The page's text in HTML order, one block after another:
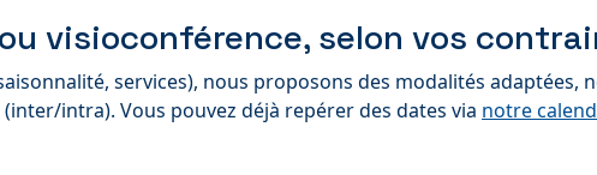
visioconférence, selon vos
services), nous proposons des modalités adaptées,
intra). Vous pouvez déjà repérer des dates via notre